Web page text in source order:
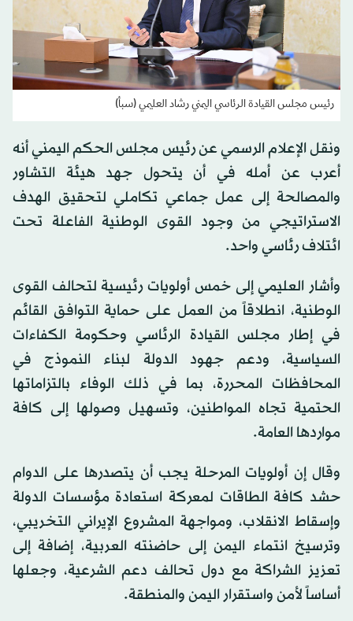
رئيس مجلس القيادة الرئاسي اليمني رشاد العليمي (سبأ)
ونقل الإعلام الرسمي عن رئيس مجلس الحكم اليمني أنه
أعرب عن أمله في أن يتحول جهد هيئة التشاور
والمصالحة إلى عمل جماعي تكاملي لتحقيق الهدف
الاستراتيجي من وجود القوى الوطنية الفاعلة تحت
ائتلاف رئاسي واحد.
وأشار العليمي إلى خمس أولويات رئيسية لتحالف القوى
الوطنية، انطلاقاً من العمل على حماية التوافق القائم
في إطار مجلس القيادة الرئاسي وحكومة الكفاءات
السياسية، ودعم جهود الدولة لبناء النموذج في
المحافظات المحررة، بما في ذلك الوفاء بالتزاماتها
الحتمية تجاه المواطنين، وتسهيل وصولها إلى كافة
مواردها العامة.
وقال إن أولويات المرحلة يجب أن يتصدرها على الدوام
حشد كافة الطاقات لمعركة استعادة مؤسسات الدولة
وإسقاط الانقلاب، ومواجهة المشروع الإيراني التخريبي،
وترسيخ انتماء اليمن إلى حاضنته العربية، إضافة إلى
تعزيز الشراكة مع دول تحالف دعم الشرعية، وجعلها
أساساً لأمن واستقرار اليمن والمنطقة.